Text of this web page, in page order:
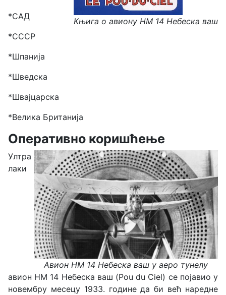
Књига о авиону HM 14 Небеска ваш
*САД
*СССР
*Шпанија
*Шведска
*Швајцарска
*Велика Британија
Оперативно коришћење
Авион HM 14 Небеска ваш у аеро тунелу
Ултра
лаки
авион HM 14 Небеска ваш (Pou du Ciel) се појавио у
новембру месецу 1933. године да би већ наредне